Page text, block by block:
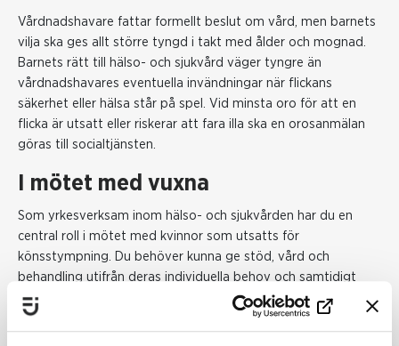
Vårdnadshavare fattar formellt beslut om vård, men barnets
vilja ska ges allt större tyngd i takt med ålder och mognad.
Barnets rätt till hälso- och sjukvård väger tyngre än
vårdnadshavares eventuella invändningar när flickans
säkerhet eller hälsa står på spel. Vid minsta oro för att en
flicka är utsatt eller riskerar att fara illa ska en orosanmälan
göras till socialtjänsten.
I mötet med vuxna
Som yrkesverksam inom hälso- och sjukvården har du en
central roll i mötet med kvinnor som utsatts för
könsstympning. Du behöver kunna ge stöd, vård och
behandling utifrån deras individuella behov och samtidigt
erbjuda information om sexuell hälsa. Många kvinnor som har
genomgått könsstympning har normaliserat smärta vid